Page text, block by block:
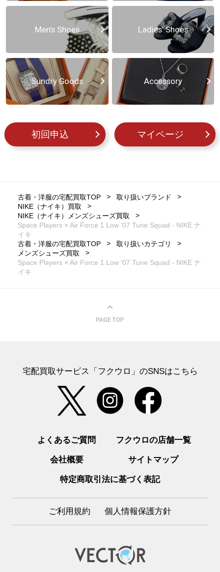
Men’s Shoes Ladies’ Shoes
Sundry Goods Accessory
初回申込 マイページ
古着・洋服の宅配買取TOP
取り扱いブランド
NIKE（ナイキ）買取
NIKE（ナイキ）メンズシューズ買取
Space Players × Air Force 1 Low '07 Tune Squad - NIKE ナ
イキ
古着・洋服の宅配買取TOP
取り扱いカテゴリ
メンズシューズ買取
Space Players × Air Force 1 Low '07 Tune Squad - NIKE ナ
イキ
宅配買取サービス「フクウロ」のSNSはこちら
よくあるご質問 フクウロの店舗一覧
会社概要 サイトマップ
特定商取引法に基づく表記
ご利用規約 個人情報保護方針